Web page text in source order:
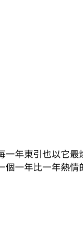
年東引也以它
一年比一年熱情